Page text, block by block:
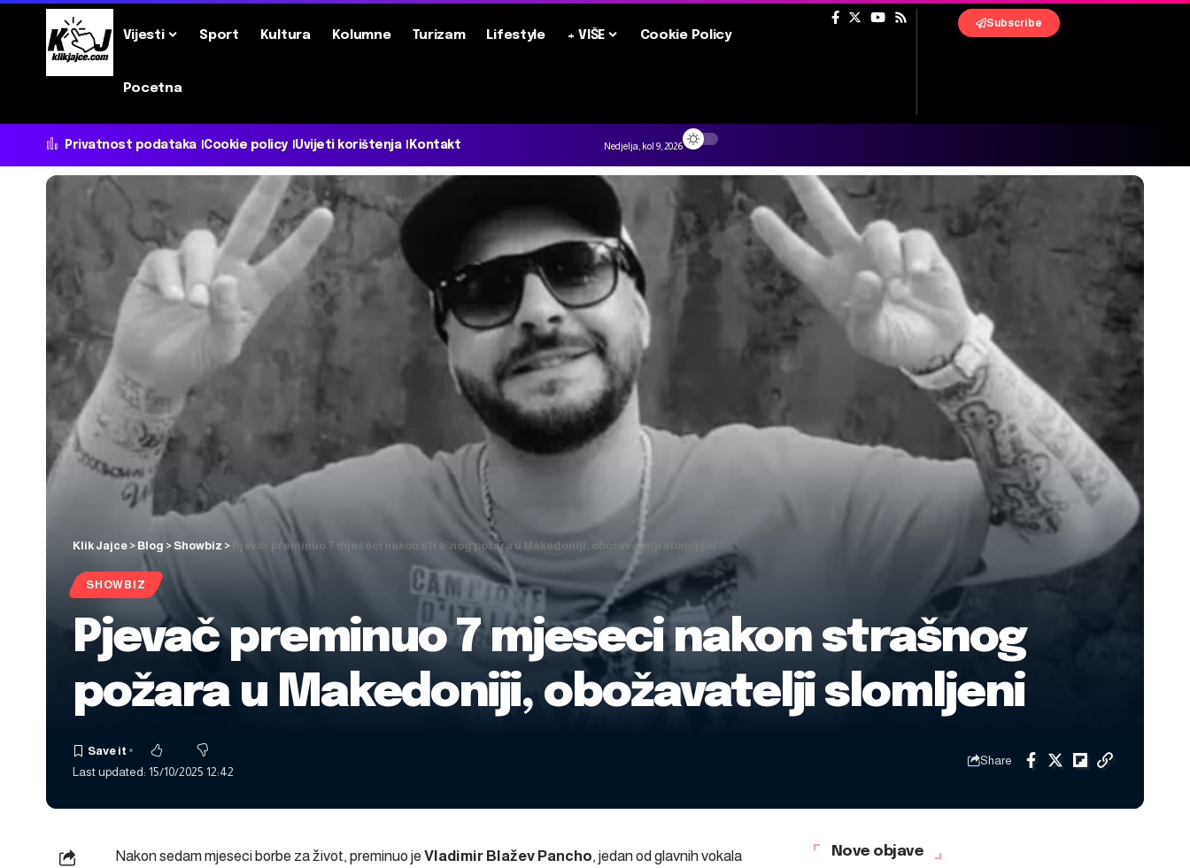
Vijesti Sport Kultura Kolumne Turizam Lifestyle + VIŠE Cookie Policy
Pocetna
Subscribe
Privatnost podataka Cookie policy Uvijeti korištenja Kontakt Nedjelja, kol 9, 2026
Klik Jajce > Blog > Showbiz > Pjevač preminuo 7 mjeseci nakon strašnog požara u Makedoniji, obožavatelji slomljeni
SHOWBIZ
Pjevač preminuo 7 mjeseci nakon strašnog
požara u Makedoniji, obožavatelji slomljeni
Last updated: 15/10/2025 12:42
Share
Nakon sedam mjeseci borbe za život, preminuo je Vladimir Blažev Pancho, jedan od glavnih vokala
Nove objave